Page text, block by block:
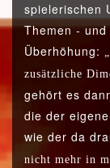
spielerischen
Themen -
Überhöhung:
zusätzliche
gehört es
die der
wie der da
nicht mehr in